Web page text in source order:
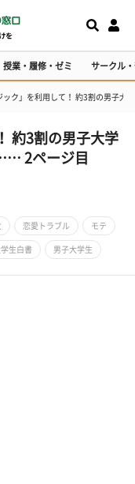
授業・履修・ゼミ サークル
ック」を利用して！ 約3割の男子
約3割の男子大学
2ページ目
恋愛トラブル モテ
生白書 男子大学生